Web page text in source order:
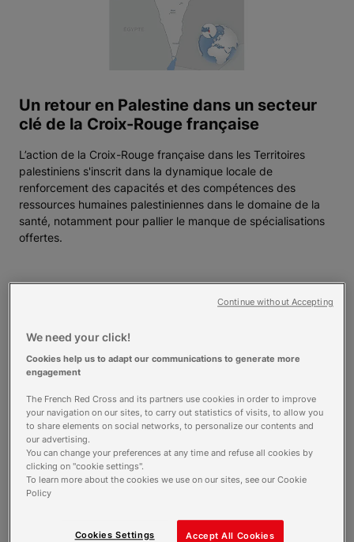
Un retour en Palestine dans un secteur
clé de la Croix-Rouge française
L’action de la Croix-Rouge française dans les Territoires
palestiniens s'inscrit dans la dynamique locale de
renforcement des capacités et des compétences des
ressources humaines palestiniennes dans le domaine de la
santé, notamment pour pallier le manque de spécialisations
offertes.
Santé
Présente en Cisjordanie jusqu'en 2009, la
We need your click!
Cookies help us to adapt our communications to generate more
engagement
The French Red Cross and its partners use cookies in order to improve
your navigation on our sites, to carry out statistics of visits, to allow you
to share elements on social networks, to personalize our contents and
our advertising.
You can change your preferences at any time and refuse all cookies by
clicking on "cookie settings".
To learn more about the cookies we use on our sites, see our Cookie
Policy
Accept All Cookies
Cookies Settings
Continue without Accepting